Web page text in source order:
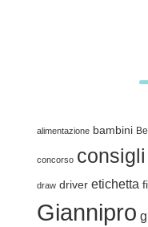
alimentazione bambini
concorso
draw driver etichetta
Giannipro